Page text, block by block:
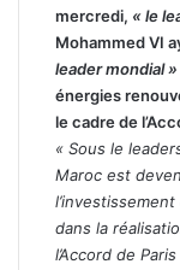
mercredi, « le
Mohammed VI
leader mondial »
énergies
le cadre de
« Sous le
Maroc est
dans la
l’Accord de Paris